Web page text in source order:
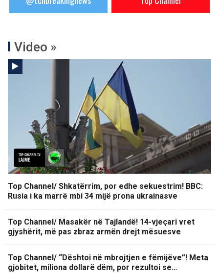
Video »
Top Channel/ Shkatërrim, por edhe sekuestrim! BBC:
Rusia i ka marrë mbi 34 mijë prona ukrainasve
Top Channel/ Masakër në Tajlandë! 14-vjeçari vret
gjyshërit, më pas zbraz armën drejt mësuesve
Top Channel/ “Dështoi në mbrojtjen e fëmijëve”! Meta
gjobitet, miliona dollarë dëm, por rezultoi se…